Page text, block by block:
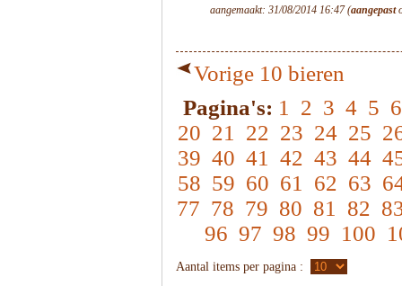
aangemaakt: 31/08/2014 16:47 (aangepast
Vorige 10 bieren
Pagina's: 1 2 3 4 5 6
20 21 22 23 24 25
39 40 41 42 43 44
58 59 60 61 62 63
77 78 79 80 81 82
96 97 98 99 100
Aantal items per pagina :